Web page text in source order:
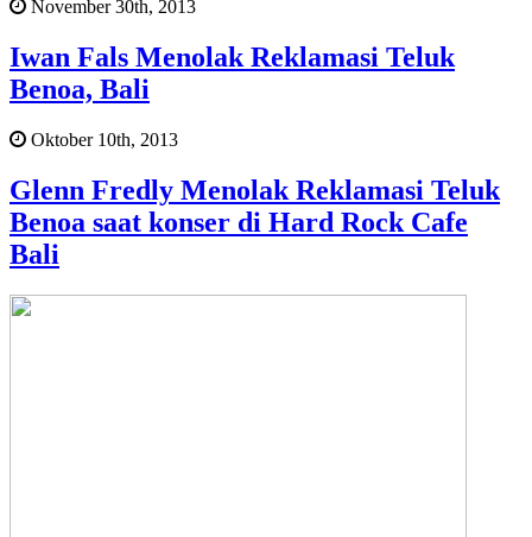
November 30th, 2013
Iwan Fals Menolak Reklamasi Teluk
Benoa, Bali
Oktober 10th, 2013
Glenn Fredly Menolak Reklamasi Teluk
Benoa saat konser di Hard Rock Cafe
Bali